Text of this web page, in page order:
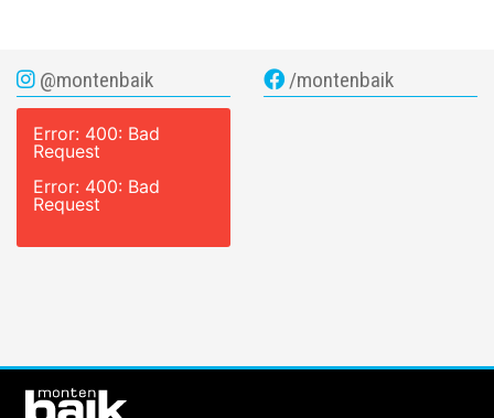
@montenbaik
Error: 400: Bad
Request
Error: 400: Bad
Request
/montenbaik